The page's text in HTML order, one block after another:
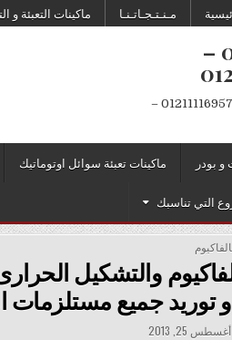
مـنـتـجـاتـنـا ماكينات التعبئة و
تعبئة وتغليف 01211116954 – 01211116955 –
ماكينات تعبئة وتغليف 01211116954 – 01211116955 – 01211116956 – 01211116957 –
و بودر ماكينات تعبئة سوائل اوتوماتيك
التي تناسبك
والتشكيل
توريد جميع مستلزمات
PUBLISHEDأغسطس 25, 2013